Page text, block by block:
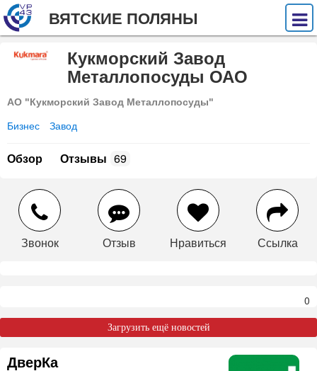
ВЯТСКИЕ ПОЛЯНЫ
Кукморский Завод
Металлопосуды ОАО
АО "Кукморский Завод Металлопосуды"
Бизнес Завод
Обзор Отзывы 69
Звонок Отзыв Нравиться Ссылка
0
Загрузить ещё новостей
ДверКа